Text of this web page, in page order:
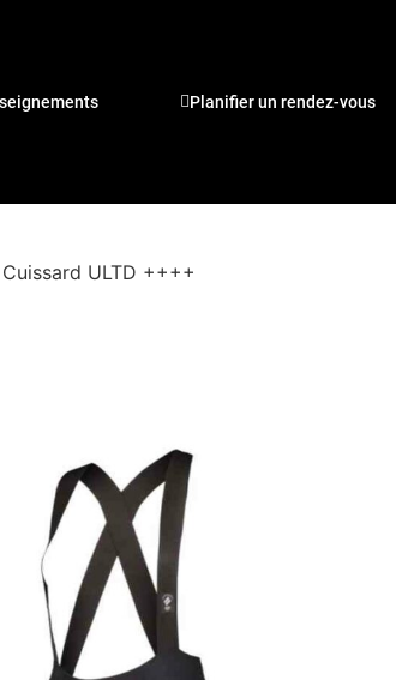
Planifier un rendez-vous
ULTD ++++